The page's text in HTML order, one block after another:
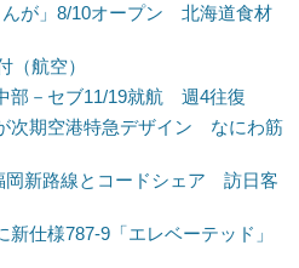
が」8/10オープン 北海道食材
航空）
部－セブ11/19就航 週4往復
次期空港特急デザイン なにわ筋
岡新路線とコードシェア 訪日客
仕様787-9「エレベーテッド」